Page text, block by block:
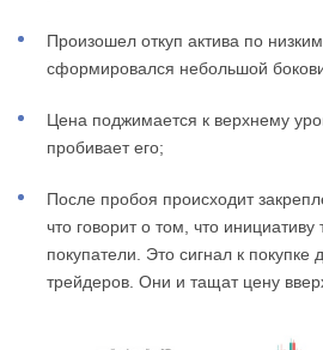
Произошел откуп актива по
сформировался небольшой
Цена поджимается к верхнему
пробивает его;
После пробоя происходит
что говорит о том, что инициативу
покупатели. Это сигнал к покупке
трейдеров. Они и тащат цену